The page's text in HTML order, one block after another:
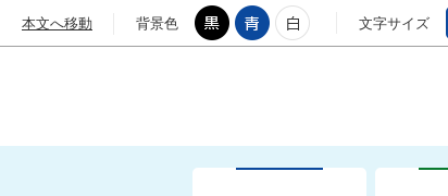
本文へ移動 背景色 文字サイズ